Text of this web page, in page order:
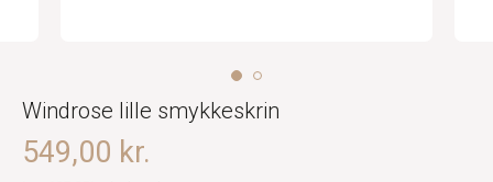
Windrose lille smykkeskrin
549,00 kr.